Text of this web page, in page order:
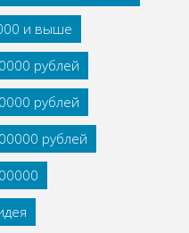
и выше
рублей
рублей
рублей